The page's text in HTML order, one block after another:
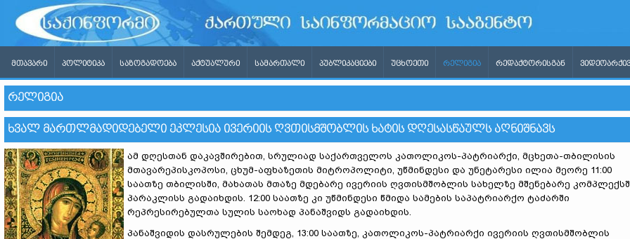
ᲛᲗᲐᲕᲐᲠᲘ ᲞᲝᲚᲘᲢᲘᲙᲐ ᲡᲐᲖᲝᲒᲐᲓᲝᲔᲑᲐ ᲐᲥᲢᲣᲐᲚᲣᲠᲘ ᲡᲐᲛᲐᲠᲗᲐᲚᲘ ᲞᲣᲑᲚᲘᲙᲐᲪᲘᲔᲑᲘ ᲣᲪᲮᲝᲔᲗᲘ ᲠᲔᲚᲘᲒᲘᲐ ᲠᲔᲓᲐᲥᲢᲝᲠᲘᲡᲒᲐᲜ
ᲠᲔᲚᲘᲒᲘᲐ
ᲮᲕᲐᲚ ᲛᲐᲠᲗᲚᲛᲐᲓᲘᲓᲔᲑᲔᲚᲘ ᲔᲙᲚᲔᲡᲘᲐ ᲘᲕᲔᲠᲘᲘᲡ ᲦᲕᲗᲘᲡᲛᲨᲝᲑᲚᲘᲡ ᲮᲐᲢᲘᲡ ᲓᲦᲔᲡᲐᲡᲬᲐᲣᲚᲡ ᲐᲦᲜᲘᲨᲜᲐᲕᲡ
ამ დღესთან დაკავშირებით, სრულიად საქართველოს კათოლიკოს-პატრიარქი, მცხეთა-თბილისის
მთავარეპისკოპოსი, ცხუმ-აფხაზეთის მიტროპოლიტი, უწმინდესი და უნეტარესი ილია მეორე 11:00
საათზე თბილისში, მახათას მთაზე მდებარე ივერიის ღვთისმშობლის სახელზე მშენებარე
პარაკლისს გადაიხდის. 12:00 საათზე კი უწმინდესი წმიდა სამების საპატრიარქო ტაძარში
რეპრესირებულთა სულის საოხად პანაშვიდს გადაიხდის.
პანაშვიდის დასრულების შემდეგ, 13:00 საათზე, კათოლიკოს-პატრიარქი ივერიის ღვთისმშობლის